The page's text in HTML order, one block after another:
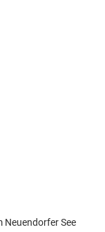
Neuendorfer See